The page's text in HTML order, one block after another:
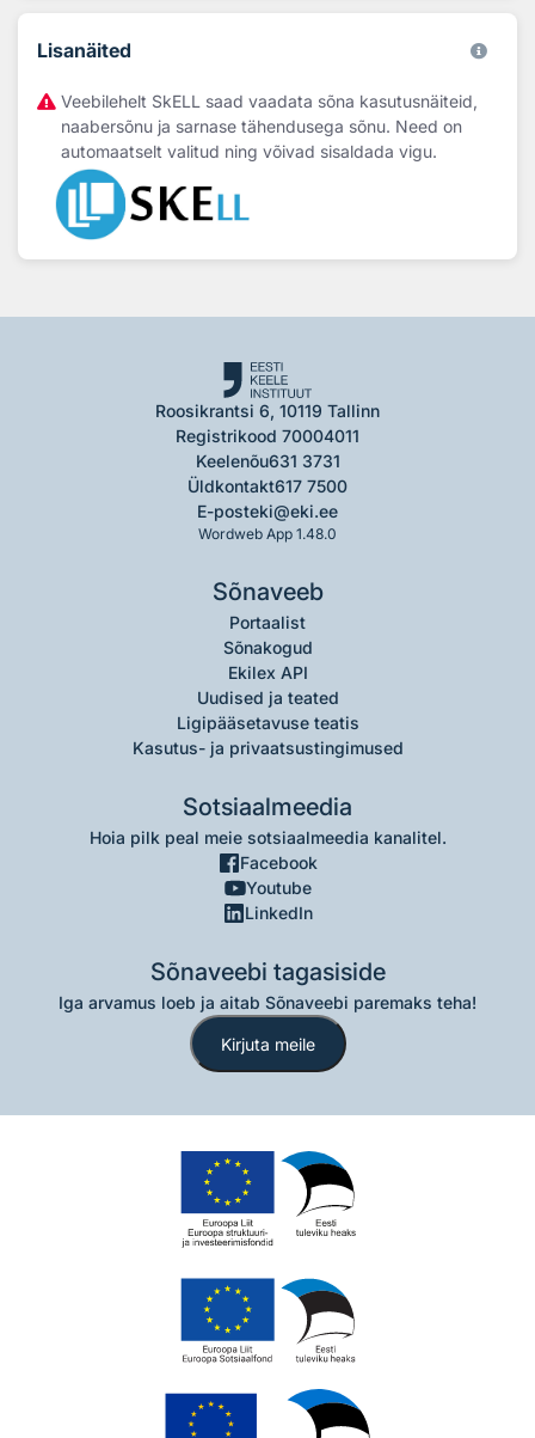
Lisanäited
Veebilehelt SkELL saad vaadata sõna kasutusnäiteid,
naabersõnu ja sarnase tähendusega sõnu. Need on
automaatselt valitud ning võivad sisaldada vigu.
Roosikrantsi 6, 10119 Tallinn
Registrikood 70004011
Keelenõu631 3731
Üldkontakt617 7500
E-posteki@eki.ee
Wordweb App 1.48.0
Sõnaveeb
Portaalist
Sõnakogud
Ekilex API
Uudised ja teated
Ligipääsetavuse teatis
Kasutus- ja privaatsustingimused
Sotsiaalmeedia
Hoia pilk peal meie sotsiaalmeedia kanalitel.
Facebook
Youtube
LinkedIn
Sõnaveebi tagasiside
Iga arvamus loeb ja aitab Sõnaveebi paremaks teha!
Kirjuta meile